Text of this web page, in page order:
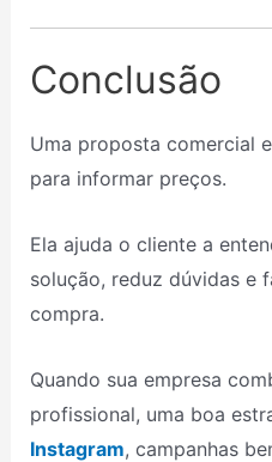
Conclusão
Uma proposta comercial
para informar preços.
Ela ajuda o cliente a
solução, reduz dúvidas e
compra.
Quando sua empresa
profissional, uma boa
Instagram, campanhas